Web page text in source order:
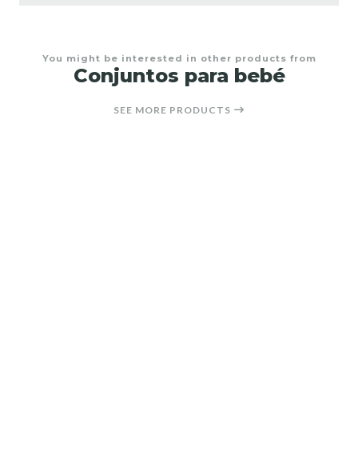
You might be interested in other products from
Conjuntos para bebé
SEE MORE PRODUCTS